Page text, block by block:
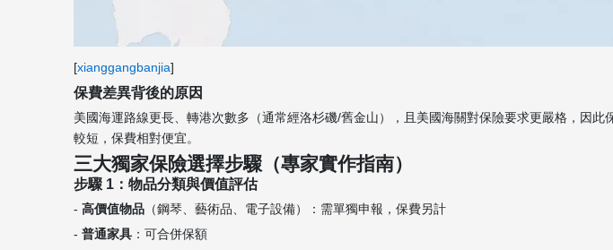
[xianggangbanjia]
保費差異背後的原因
美國海運路線更長、轉港次數多（通常經洛杉磯/舊金山），且美國海關對保險要求更嚴格，因
較短，保費相對便宜。
三大獨家保險選擇步驟（專家實作指南）
步驟 1：物品分類與價值評估
- 高價值物品 （鋼琴、藝術品、電子設備）：需單獨申報，保費另計
- 普通家具 ：可合併保額